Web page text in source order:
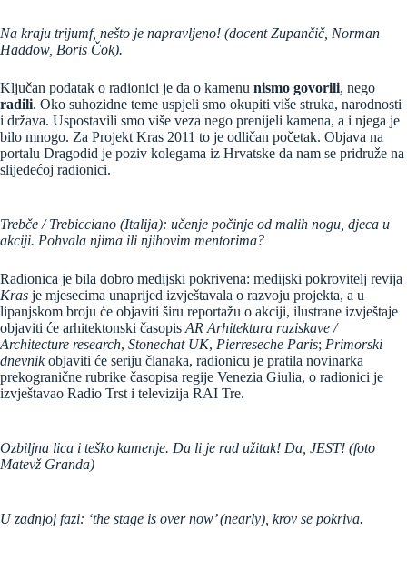
Na kraju trijumf, nešto je napravljeno! (docent Zupančič, Norman
Haddow, Boris Čok).
Ključan podatak o radionici je da o kamenu nismo govorili, nego
radili. Oko suhozidne teme uspjeli smo okupiti više struka, narodnosti
i država. Uspostavili smo više veza nego prenijeli kamena, a i njega je
bilo mnogo. Za Projekt Kras 2011 to je odličan početak. Objava na
portalu Dragodid je poziv kolegama iz Hrvatske da nam se pridruže na
slijedećoj radionici.
Trebče / Trebicciano (Italija): učenje počinje od malih nogu, djeca u
akciji. Pohvala njima ili njihovim mentorima?
Radionica je bila dobro medijski pokrivena: medijski pokrovitelj revija
Kras je mjesecima unaprijed izvještavala o razvoju projekta, a u
lipanjskom broju će objaviti širu reportažu o akciji, ilustrane izvještaje
objaviti će arhitektonski časopis AR Arhitektura raziskave /
Architecture research, Stonechat UK, Pierreseche Paris; Primorski
dnevnikobjaviti će seriju članaka, radionicu je pratila novinarka
prekogranične rubrike časopisa regije Venezia Giulia, o radionici je
izvještavao Radio Trst i televizija RAI Tre.
Ozbiljna lica i teško kamenje. Da li je rad užitak! Da, JEST! (foto
Matevž Granda)
U zadnjoj fazi: ‘the stage is over now’ (nearly), krov se pokriva.